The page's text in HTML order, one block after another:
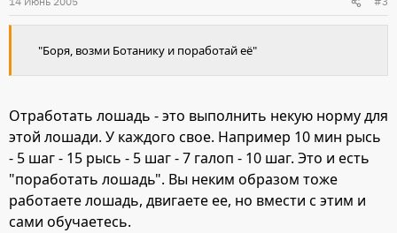
"Боря, возми Ботанику и поработай её"
Отработать лошадь - это выполнить некую норму для
этой лошади. У каждого свое. Например 10 мин рысь
- 5 шаг - 15 рысь - 5 шаг - 7 галоп - 10 шаг. Это и есть
"поработать лошадь". Вы неким образом тоже
работаете лошадь, двигаете ее, но вмести с этим и
сами обучаетесь.